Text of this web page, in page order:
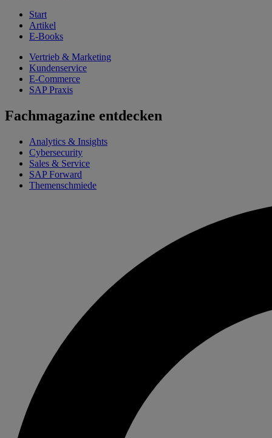
Start
Artikel
E-Books
Vertrieb & Marketing
Kundenservice
E-Commerce
SAP Praxis
Fachmagazine entdecken
Analytics & Insights
Cybersecurity
Sales & Service
SAP Forward
Themenschmiede